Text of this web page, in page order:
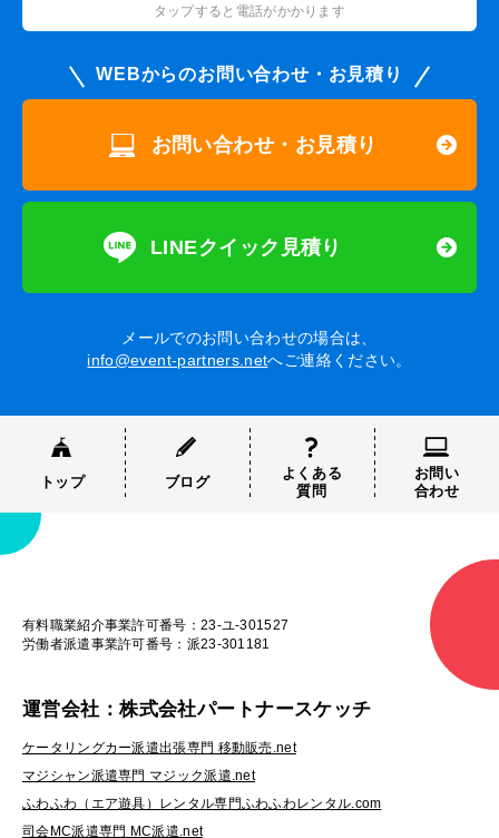
タップすると電話がかかります
WEBからのお問い合わせ・お見積り
お問い合わせ・お見積り
LINEクイック見積り
メールでのお問い合わせの場合は、
info@event-partners.netへご連絡ください。
トップ ブログ
よくある
質問
お問い
合わせ
有料職業紹介事業許可番号：23-ユ-301527
労働者派遣事業許可番号：派23-301181
運営会社：株式会社パートナースケッチ
ケータリングカー派遣出張専門 移動販売.net
マジシャン派遣専門 マジック派遣.net
ふわふわ（エア遊具）レンタル専門ふわふわレンタル.com
司会MC派遣専門 MC派遣.net